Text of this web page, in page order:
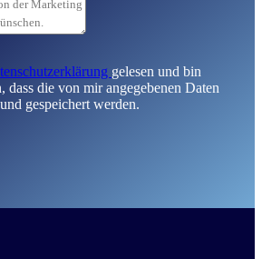
gelesen und bin
dass die von mir angegebenen Daten
gespeichert werden.